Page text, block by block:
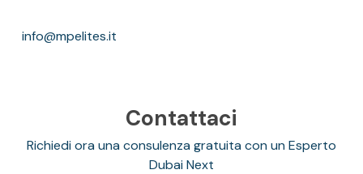
info@mpelites.it
Contattaci
Richiedi ora una consulenza gratuita con un Esperto
Dubai Next